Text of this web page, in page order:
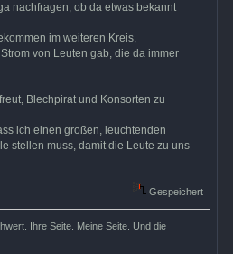
nachfragen, ob da etwas bekannt
im weiteren Kreis,
von Leuten gab, die da immer
Blechpirat und Konsorten zu
ich einen großen, leuchtenden
stellen muss, damit die Leute zu uns
Gespeichert
Ihre Seite. Meine Seite. Und die